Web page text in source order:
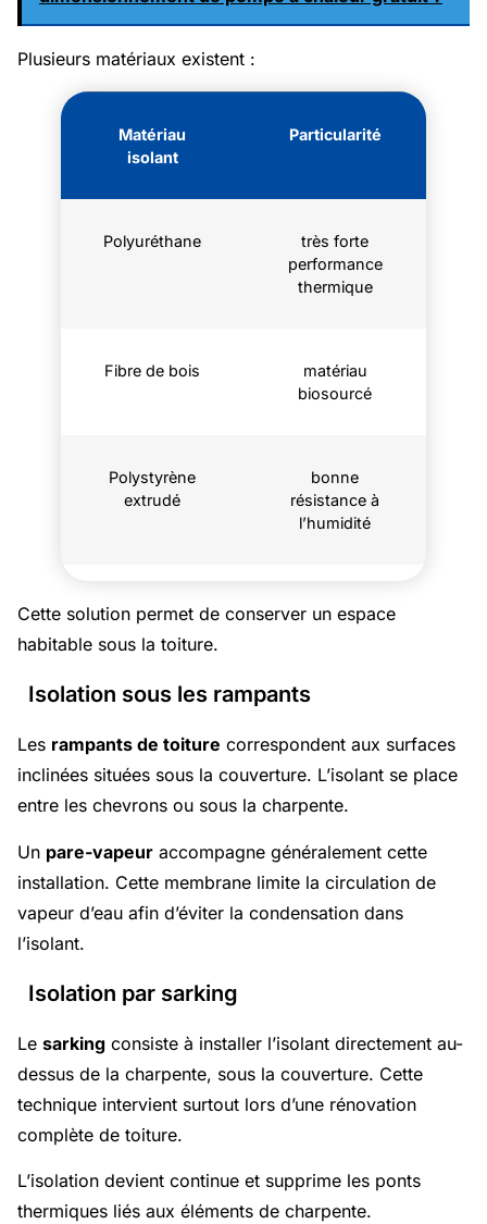
Plusieurs matériaux existent :
Matériau
isolant
Particularité
Polyuréthane
très forte
performance
thermique
Fibre de bois
matériau
biosourcé
Polystyrène
extrudé
bonne
résistance à
l’humidité
Cette solution permet de conserver un espace
habitable sous la toiture.
Isolation sous les rampants
Les rampants de toiture correspondent aux surfaces
inclinées situées sous la couverture. L’isolant se place
entre les chevrons ou sous la charpente.
Un pare-vapeur accompagne généralement cette
installation. Cette membrane limite la circulation de
vapeur d’eau afin d’éviter la condensation dans
l’isolant.
Isolation par sarking
Le sarking consiste à installer l’isolant directement au-
dessus de la charpente, sous la couverture. Cette
technique intervient surtout lors d’une rénovation
complète de toiture.
L’isolation devient continue et supprime les ponts
thermiques liés aux éléments de charpente.